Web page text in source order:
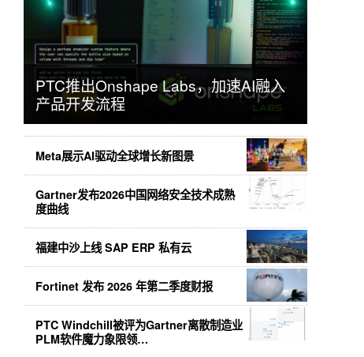
PTC推出Onshape Labs，加速AI融入
产品开发流程
Meta展示AI驱动全球增长新图景
Gartner发布2026中国网络安全技术成熟
度曲线
福建中沙上线 SAP ERP 私有云
Fortinet 发布 2026 年第二季度财报
PTC Windchill被评为Gartner离散制造业
PLM软件魔力象限领…